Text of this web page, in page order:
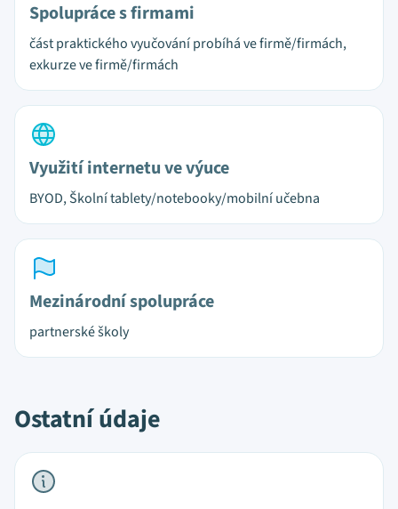
Spolupráce s firmami
část praktického vyučování probíhá ve firmě/firmách,
exkurze ve firmě/firmách
Využití internetu ve výuce
BYOD, Školní tablety/notebooky/mobilní učebna
Mezinárodní spolupráce
partnerské školy
Ostatní údaje